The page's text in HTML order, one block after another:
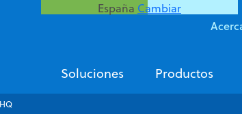
España Cambiar
Soluciones Productos